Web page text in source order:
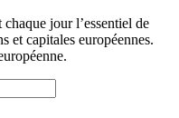
jour l’essentiel de
et capitales européennes.